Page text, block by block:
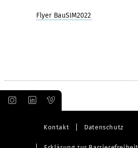
Flyer BauSIM2022
Kontakt Datenschutz